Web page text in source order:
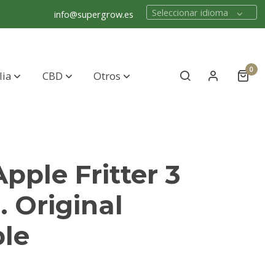
info@supergrow.es Seleccionar idioma
CBD Otros 0
Fritter 3
Original